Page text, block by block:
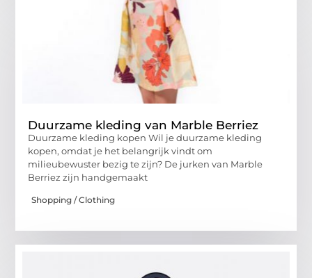
Duurzame kleding van Marble Berriez
Duurzame kleding kopen Wil je duurzame kleding
kopen, omdat je het belangrijk vindt om
milieubewuster bezig te zijn? De jurken van Marble
Berriez zijn handgemaakt
Shopping / Clothing